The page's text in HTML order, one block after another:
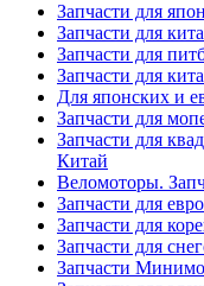
Запчасти для
Запчасти для
Запчасти для
Запчасти для
Для японских и
Запчасти для
Запчасти для
Китай
Веломоторы.
Запчасти для
Запчасти для
Запчасти для
Запчасти